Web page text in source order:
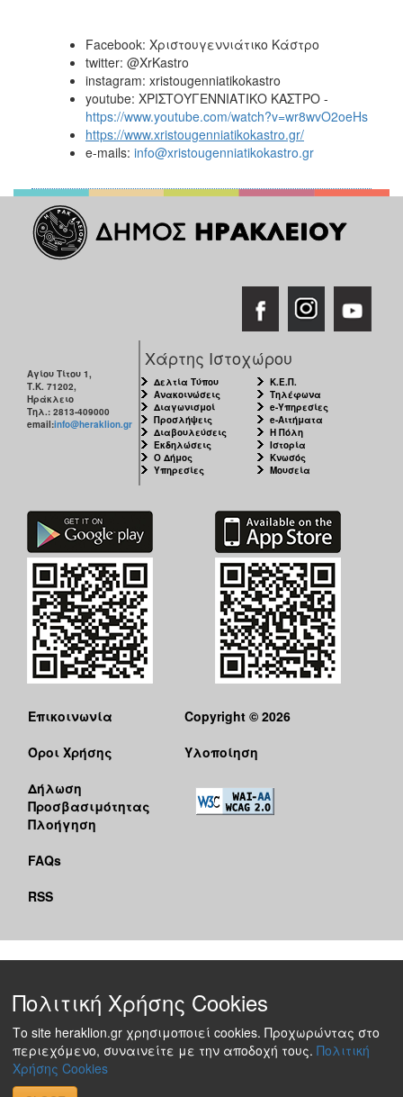
Facebook: Χριστουγεννιάτικο Κάστρο
twitter: @XrKastro
instagram: xristougenniatikokastro
youtube: ΧΡΙΣΤΟΥΓΕΝΝΙΑΤΙΚΟ ΚΑΣΤΡΟ -
https://www.youtube.com/watch?v=wr8wvO2oeHs
https://www.xristougenniatikokastro.gr/
e-mails: info@xristougenniatikokastro.gr
Αγίου Τίτου 1,
Τ.Κ. 71202,
Ηράκλειο
Τηλ.: 2813-409000
email:info@heraklion.gr
Χάρτης Ιστοχώρου
Δελτία Τύπου
Ανακοινώσεις
Διαγωνισμοί
Προσλήψεις
Διαβουλεύσεις
Εκδηλώσεις
Ο Δήμος
Υπηρεσίες
Κ.Ε.Π.
Τηλέφωνα
e-Υπηρεσίες
e-Αιτήματα
Η Πόλη
Ιστορία
Κνωσός
Μουσεία
Επικοινωνία
Όροι Χρήσης
Δήλωση
Προσβασιμότητας
Πλοήγηση
FAQs
RSS
Copyright © 2026
Υλοποίηση
Πολιτική Χρήσης Cookies
Το site heraklion.gr χρησιμοποιεί cookies. Προχωρώντας στο
περιεχόμενο, συναινείτε με την αποδοχή τους. Πολιτική
Χρήσης Cookies